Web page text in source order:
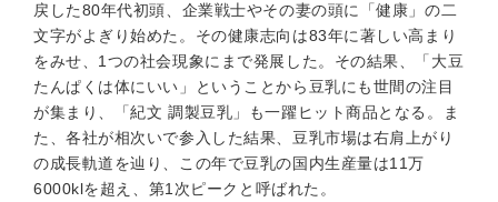
戻した80年代初頭、企業戦士やその妻の頭に「健康」の二
文字がよぎり始めた。その健康志向は83年に著しい高まり
をみせ、1つの社会現象にまで発展した。その結果、「大豆
たんぱくは体にいい」ということから豆乳にも世間の注目
が集まり、「紀文 調製豆乳」も一躍ヒット商品となる。ま
た、各社が相次いで参入した結果、豆乳市場は右肩上がり
の成長軌道を辿り、この年で豆乳の国内生産量は11万
6000klを超え、第1次ピークと呼ばれた。